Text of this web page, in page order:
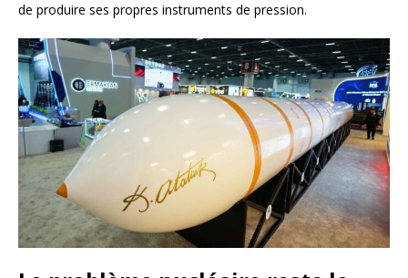
de produire ses propres instruments de pression.